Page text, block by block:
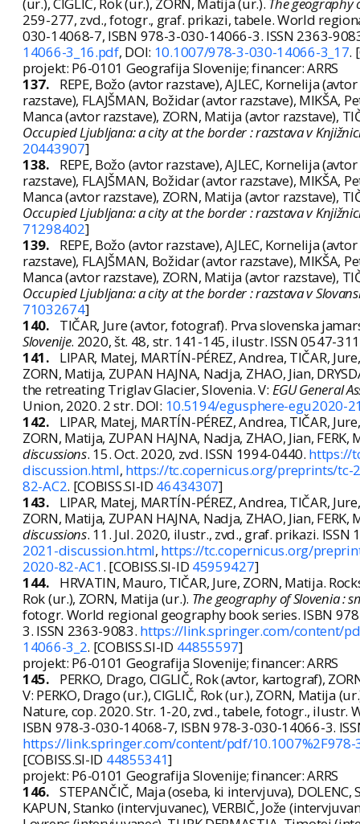
259-277, zvd., fotogr., graf. prikazi, tabele. World
030-14068-7, ISBN 978-3-030-14066-3. ISSN 2363-
14066-3_16.pdf, DOI: 10.1007/978-3-030-14066-3_17.
projekt: P6-0101 Geografija Slovenije; financer: ARRS
137.
REPE, Božo (avtor razstave), AJLEC, Kornelija
razstave), FLAJŠMAN, Božidar (avtor razstave), MIKŠA,
Manca (avtor razstave), ZORN, Matija (avtor razstave),
Occupied Ljubljana: a city at the border : razstava v
20443907]
138.
REPE, Božo (avtor razstave), AJLEC, Kornelija
razstave), FLAJŠMAN, Božidar (avtor razstave), MIKŠA,
Manca (avtor razstave), ZORN, Matija (avtor razstave),
Occupied Ljubljana: a city at the border : razstava v
71298402]
139.
REPE, Božo (avtor razstave), AJLEC, Kornelija
razstave), FLAJŠMAN, Božidar (avtor razstave), MIKŠA,
Manca (avtor razstave), ZORN, Matija (avtor razstave),
Occupied Ljubljana: a city at the border : razstava v
71032674]
140.
TIČAR, Jure (avtor, fotograf). Prva slovenska
Slovenije. 2020, št. 48, str. 141-145, ilustr. ISSN 0547-
141.
LIPAR, Matej, MARTÍN-PÉREZ, Andrea, TIČAR,
ZORN, Matija, ZUPAN HAJNA, Nadja, ZHAO, Jian,
the retreating Triglav Glacier, Slovenia. V: EGU General
Union, 2020. 2 str. DOI: 10.5194/egusphere-egu2020-
142.
LIPAR, Matej, MARTÍN-PÉREZ, Andrea, TIČAR,
ZORN, Matija, ZUPAN HAJNA, Nadja, ZHAO, Jian,
discussions. 15. Oct. 2020, zvd. ISSN 1994-0440. https://
discussion.html, https://tc.copernicus.org/preprints/
82-AC2. [COBISS.SI-ID 46434307]
143.
LIPAR, Matej, MARTÍN-PÉREZ, Andrea, TIČAR,
ZORN, Matija, ZUPAN HAJNA, Nadja, ZHAO, Jian,
discussions. 11. Jul. 2020, ilustr., zvd., graf. prikazi. ISSN
2021-discussion.html, https://tc.copernicus.org/
2020-82-AC1. [COBISS.SI-ID 45959427]
144.
HRVATIN, Mauro, TIČAR, Jure, ZORN, Matija.
Rok (ur.), ZORN, Matija (ur.). The geography of Slovenia :
fotogr. World regional geography book series. ISBN
3. ISSN 2363-9083. https://link.springer.com/content/
14066-3_2. [COBISS.SI-ID 44855597]
projekt: P6-0101 Geografija Slovenije; financer: ARRS
145.
PERKO, Drago, CIGLIČ, Rok (avtor, kartograf),
V: PERKO, Drago (ur.), CIGLIČ, Rok (ur.), ZORN, Matija
Nature, cop. 2020. Str. 1-20, zvd., tabele, fotogr.,
ISBN 978-3-030-14068-7, ISBN 978-3-030-14066-3.
https://link.springer.com/content/pdf/
[COBISS.SI-ID 44855341]
projekt: P6-0101 Geografija Slovenije; financer: ARRS
146. STEPANČIČ, Maja (oseba, ki intervjuva),
KAPUN, Stanko (intervjuvanec), VERBIČ, Jože